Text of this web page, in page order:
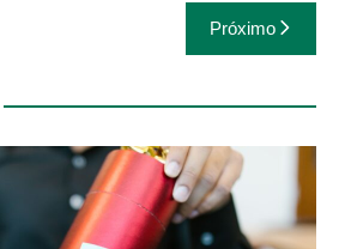
Próximo